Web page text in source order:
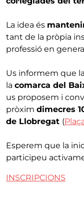
La idea és
tant de la pròpia
professió en
Us informem que
la comarca del
us proposem i
pròxim dimecres
de Llobregat (
Esperem que la
participeu
INSCRIPCIONS